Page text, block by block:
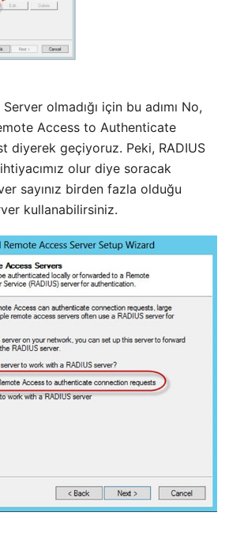
Server olmadığı için bu adımı No,
Access to Authenticate
diyerek geçiyoruz. Peki, RADIUS
olur diye soracak
sayınız birden fazla olduğu
kullanabilirsiniz.